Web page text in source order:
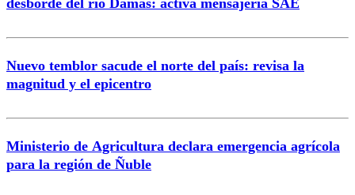
desborde del río Damas: activa mensajería SAE
Nuevo temblor sacude el norte del país: revisa la
magnitud y el epicentro
Ministerio de Agricultura declara emergencia agrícola
para la región de Ñuble